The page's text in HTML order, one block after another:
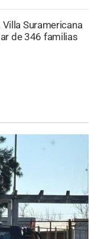
Suramericana
de 346 familias